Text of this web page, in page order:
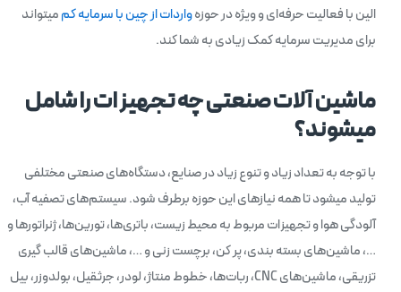
الین با فعالیت حرفه‌ای و ویژه در حوزهواردات از چین با سرمایه کممیتواند
برای مدیریت سرمایه کمک زیادی به شما کند.
ماشین آلات صنعتی چه تجهیزات را شامل
میشوند؟
با توجه به تعداد زیاد و تنوع زیاد در صنایع، دستگاه‌های صنعتی مختلفی
تولید میشود تا همه نیازهای این حوزه برطرف شود. سیستم‌های تصفیه آب،
آلودگی هوا و تجهیزات مربوط به محیط زیست، باتری‌ها، تورین‌ها، ژنراتورها و
…، ماشین‌های بسته بندی، پر کن، برچست زنی و …، ماشین‌های قالب گیری
تزریقی، ماشین‌های CNC، ربات‌ها، خطوط منتاژ، لودر، جرثقیل، بولدوزر، بیل